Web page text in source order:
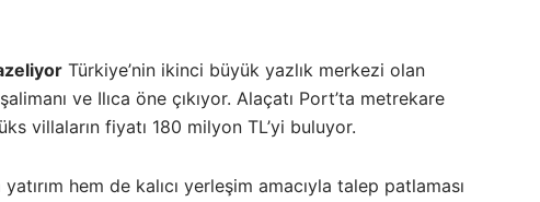
Türkiye’nin ikinci büyük yazlık merkezi olan
ve Ilıca öne çıkıyor. Alaçatı Port’ta metrekare
villaların fiyatı 180 milyon TL’yi buluyor.
hem de kalıcı yerleşim amacıyla talep patlaması